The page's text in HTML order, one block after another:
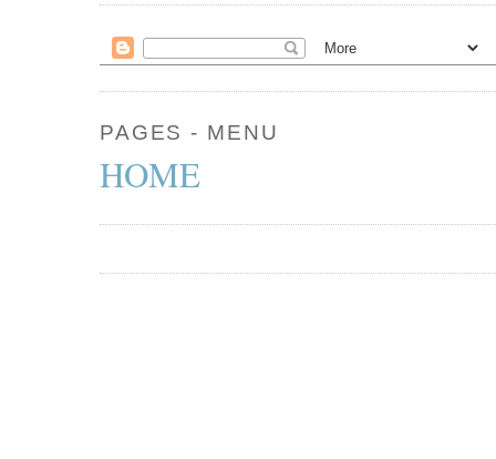
PAGES - MENU
HOME